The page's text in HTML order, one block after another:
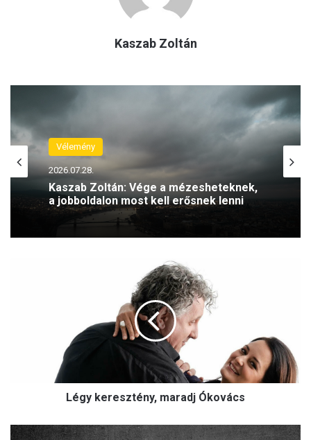
Kaszab Zoltán
Vélemény
2026.07.28.
Kaszab Zoltán: Vége a mézesheteknek,
a jobboldalon most kell erősnek lenni
é
Légy keresztény, maradj Ókovács
M